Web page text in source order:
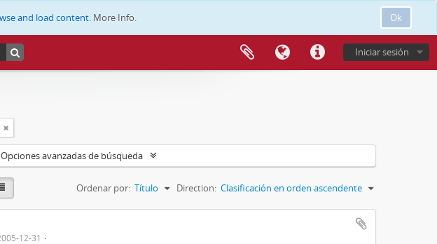
Ok
and load content. More Info.
Iniciar sesión
Opciones avanzadas de búsqueda
Ordenar por: Título Direction: Clasificación en orden ascendente
12-31